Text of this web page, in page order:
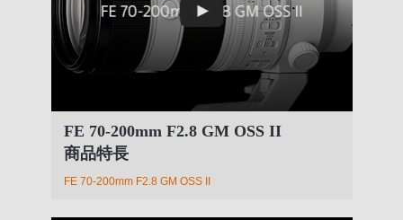
FE 70-200mm F2.8 GM OSS II
商品特長
FE 70-200mm F2.8 GM OSS II